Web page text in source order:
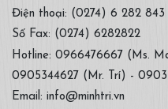
Điện thoại: (0274) 6 282 843
Số Fax: (0274) 6282822
Hotline: 0966476667 (Ms.
0905344627 (Mr. Trí) -
Email: info@minhtri.vn